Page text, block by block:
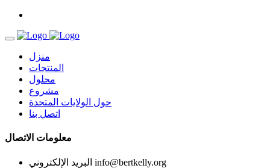
منزل
المنتجات
محلول
مشروع
حول الولايات المتحدة
اتصل بنا
معلومات الاتصال
البريد الإلكتروني info@bertkelly.org